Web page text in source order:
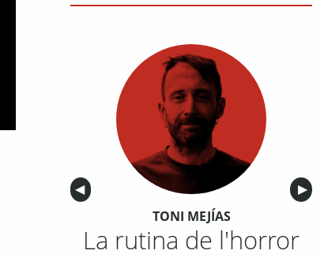
Anterior
◀︎ ▶︎
TONI MEJÍAS
La rutina de l'horror